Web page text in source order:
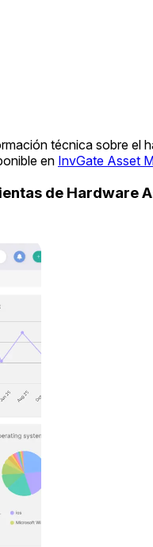
técnica sobre el
en InvGate Asset
de Hardware